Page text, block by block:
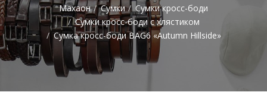
Махаон Сумки
Сумки кросс-боди
Сумки кросс-боди с хлястиком
Сумка кросс-боди BAG6 «Autumn Hillside»